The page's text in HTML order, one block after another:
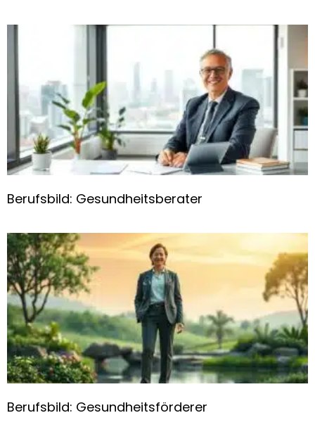
Berufsbild: Gesundheitsberater
Berufsbild: Gesundheitsförderer